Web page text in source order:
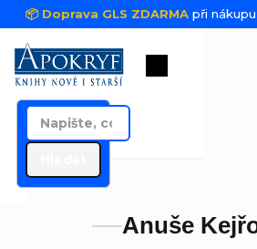
Přejít na obsah
📦 Doprava GLS ZDARMA při
Nákupní košík
Anuše